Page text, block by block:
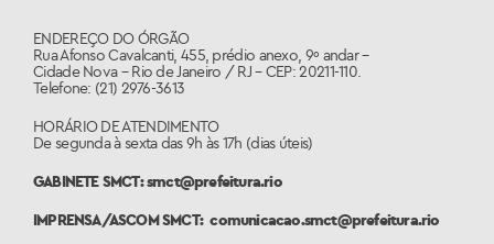
ENDEREÇO DO ÓRGÃO
Rua Afonso Cavalcanti, 455, prédio anexo, 9º andar –
Cidade Nova – Rio de Janeiro / RJ – CEP: 20211-110.
Telefone: (21) 2976-3613
HORÁRIO DE ATENDIMENTO
De segunda à sexta das 9h às 17h (dias úteis)
GABINETE SMCT: smct@prefeitura.rio
IMPRENSA/ASCOM SMCT:comunicacao.smct@prefeitura.rio